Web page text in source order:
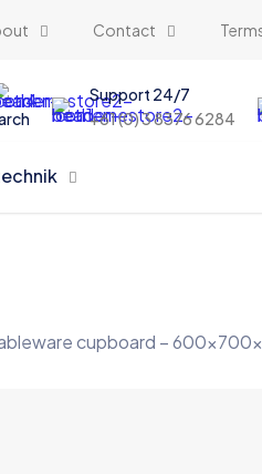
Contact
Support 24/7
+61 (0) 3 8376 6284
cupboard –